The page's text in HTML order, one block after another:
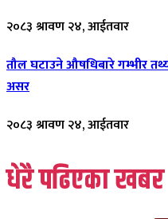
२०८३ श्रावण २४, आईतवार
तौल घटाउने औषधिबारे गम्भीर
असर
२०८३ श्रावण २४, आईतवार
धेरै पढिएका खबर